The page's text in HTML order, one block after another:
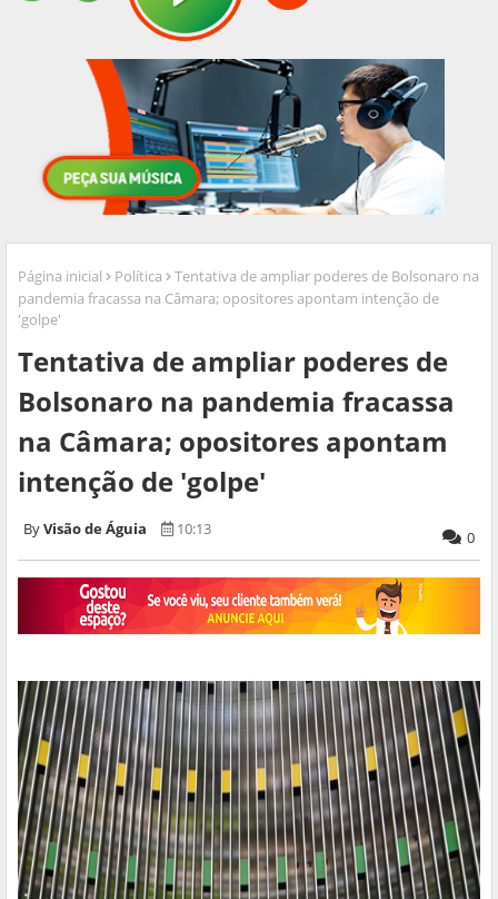
Página inicial Política
Tentativa de ampliar poderes de Bolsonaro na
pandemia fracassa na Câmara; opositores apontam intenção de
'golpe'
Tentativa de ampliar poderes de
Bolsonaro na pandemia fracassa
na Câmara; opositores apontam
intenção de 'golpe'
Visão de Águia 10:13 0